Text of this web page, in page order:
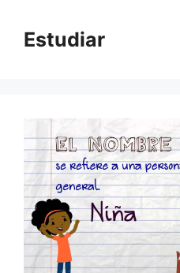
contentEstudiar